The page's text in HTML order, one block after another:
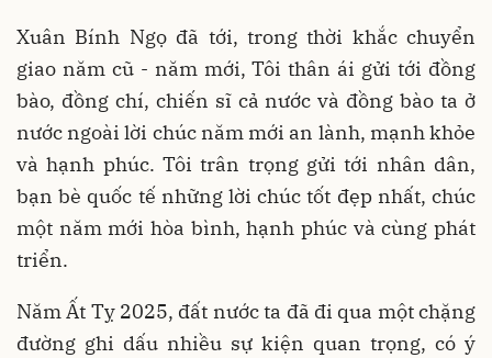
Xuân Bính Ngọ đã tới, trong thời khắc chuyển
giao năm cũ - năm mới, Tôi thân ái gửi tới đồng
bào, đồng chí, chiến sĩ cả nước và đồng bào ta ở
nước ngoài lời chúc năm mới an lành, mạnh khỏe
và hạnh phúc. Tôi trân trọng gửi tới nhân dân,
bạn bè quốc tế những lời chúc tốt đẹp nhất, chúc
một năm mới hòa bình, hạnh phúc và cùng phát
triển.
Năm Ất Tỵ 2025, đất nước ta đã đi qua một chặng
đường ghi dấu nhiều sự kiện quan trọng, có ý